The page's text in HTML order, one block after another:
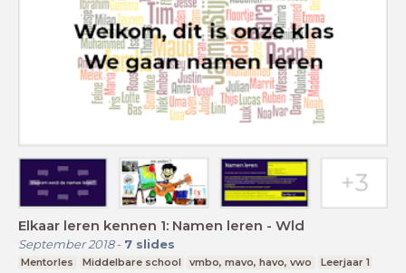
Elkaar leren kennen 1: Namen leren - Wld
September 2018- 7 slides
Mentorles Middelbare school vmbo, mavo, havo, vwo Leerjaar 1